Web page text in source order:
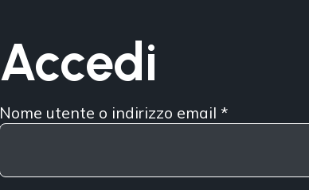
Accedi
Nome utente o indirizzo email *